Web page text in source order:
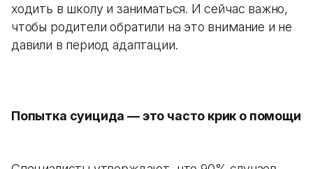
ходить в школу и заниматься. И сейчас важно,
чтобы родители обратили на это внимание и не
давили в период адаптации.
Попытка суицида — это часто крик о помощи